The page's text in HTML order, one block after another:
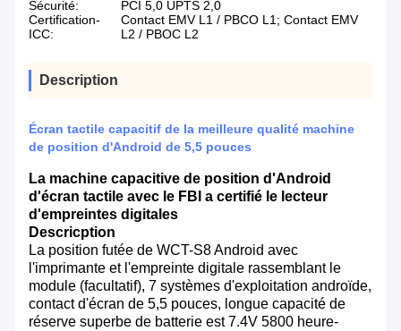
Sécurité:
PCI 5,0 UPTS 2,0
Certification-
ICC:
Contact EMV L1 / PBCO L1; Contact EMV
L2 / PBOC L2
Description
Écran tactile capacitif de la meilleure qualité machine
de position d'Android de 5,5 pouces
La machine capacitive de position d'Android
d'écran tactile avec le FBI a certifié le lecteur
d'empreintes digitales
Descricption
La position futée de WCT-S8 Android avec
l'imprimante et l'empreinte digitale rassemblant le
module (facultatif), 7 systèmes d'exploitation androïde,
contact d'écran de 5,5 pouces, longue capacité de
réserve superbe de batterie est 7.4V 5800 heure-